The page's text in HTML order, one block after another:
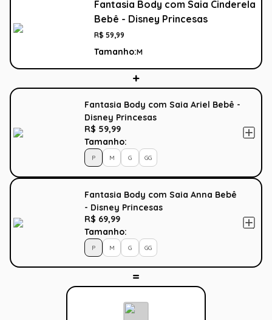
Fantasia Body com Saia Cinderela
Bebê - Disney Princesas
R$ 59,99
Tamanho:M
Fantasia Body com Saia Ariel Bebê -
Disney Princesas
R$ 59,99
Tamanho:
P M G GG
Fantasia Body com Saia Anna Bebê
- Disney Princesas
R$ 69,99
Tamanho:
P M G GG